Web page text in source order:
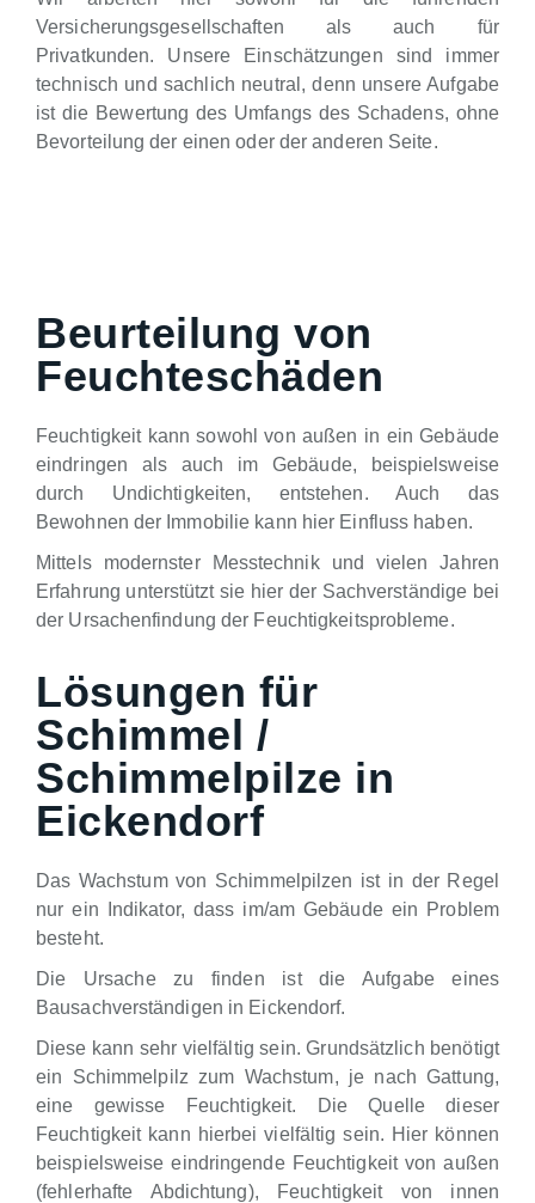
Versicherungsgesellschaften als auch für
Privatkunden. Unsere Einschätzungen sind immer
technisch und sachlich neutral, denn unsere Aufgabe
ist die Bewertung des Umfangs des Schadens, ohne
Bevorteilung der einen oder der anderen Seite.
Beurteilung von
Feuchteschäden
Feuchtigkeit kann sowohl von außen in ein Gebäude
eindringen als auch im Gebäude, beispielsweise
durch Undichtigkeiten, entstehen. Auch das
Bewohnen der Immobilie kann hier Einfluss haben.
Mittels modernster Messtechnik und vielen Jahren
Erfahrung unterstützt sie hier der Sachverständige bei
der Ursachenfindung der Feuchtigkeitsprobleme.
Lösungen für
Schimmel /
Schimmelpilze in
Eickendorf
Das Wachstum von Schimmelpilzen ist in der Regel
nur ein Indikator, dass im/am Gebäude ein Problem
besteht.
Die Ursache zu finden ist die Aufgabe eines
Bausachverständigen in Eickendorf.
Diese kann sehr vielfältig sein. Grundsätzlich benötigt
ein Schimmelpilz zum Wachstum, je nach Gattung,
eine gewisse Feuchtigkeit. Die Quelle dieser
Feuchtigkeit kann hierbei vielfältig sein. Hier können
beispielsweise eindringende Feuchtigkeit von außen
(fehlerhafte Abdichtung), Feuchtigkeit von innen